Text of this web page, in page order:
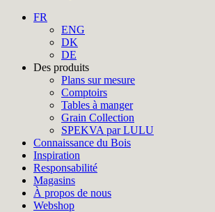
FR
ENG
DK
DE
Des produits
Plans sur mesure
Comptoirs
Tables à manger
Grain Collection
SPEKVA par LULU
Connaissance du Bois
Inspiration
Responsabilité
Magasins
À propos de nous
Webshop